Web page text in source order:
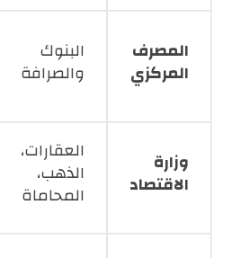
المصرف
المركزي
البنوك
والصرافة
وزارة
الاقتصاد
العقارات،
الذهب،
المحاماة